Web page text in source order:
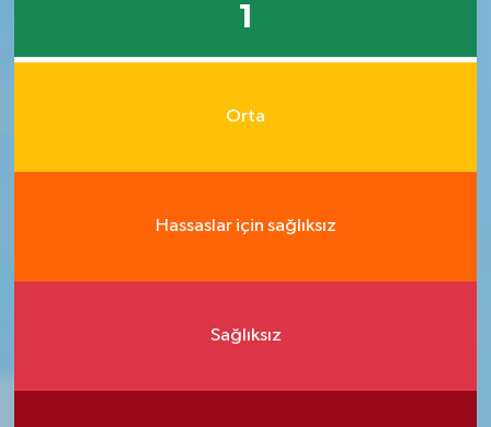
1
Orta
Hassaslar için sağlıksız
Sağlıksız